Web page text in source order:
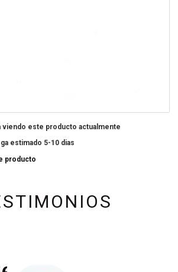
viendo este producto actualmente
estimado 5-10 dias
producto